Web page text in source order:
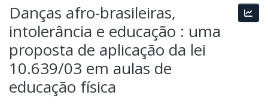
ESTATÍSTICAS
SOBRE
Danças afro-brasileiras,
intolerância e educação : uma
proposta de aplicação da lei
10.639/03 em aulas de
educação física